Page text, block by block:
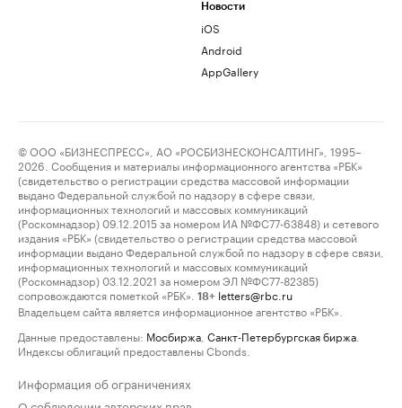
Новости
iOS
Android
AppGallery
© ООО «БИЗНЕСПРЕСС», АО «РОСБИЗНЕСКОНСАЛТИНГ», 1995–
2026. Сообщения и материалы информационного агентства «РБК»
(свидетельство о регистрации средства массовой информации
выдано Федеральной службой по надзору в сфере связи,
информационных технологий и массовых коммуникаций
(Роскомнадзор) 09.12.2015 за номером ИА №ФС77-63848) и сетевого
издания «РБК» (свидетельство о регистрации средства массовой
информации выдано Федеральной службой по надзору в сфере связи,
информационных технологий и массовых коммуникаций
(Роскомнадзор) 03.12.2021 за номером ЭЛ №ФС77-82385)
сопровождаются пометкой «РБК».
18+ letters@rbc.ru
Владельцем сайта является информационное агентство «РБК».
Данные предоставлены: Мосбиржа Санкт-Петербургская биржа
Индексы облигаций предоставлены Cbonds.
Информация об ограничениях